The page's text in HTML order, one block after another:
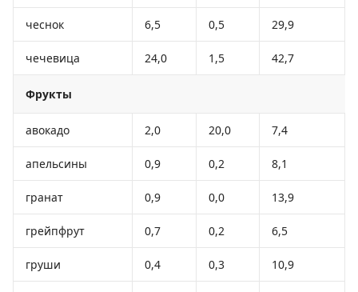
чеснок 6,5 0,5 29,9
чечевица 24,0 1,5 42,7
Фрукты
авокадо 2,0 20,0 7,4
апельсины 0,9 0,2 8,1
гранат 0,9 0,0 13,9
грейпфрут 0,7 0,2 6,5
груши 0,4 0,3 10,9